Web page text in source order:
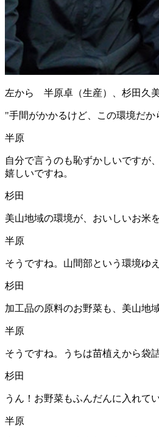
左から 半原卓（生産）、杉田久美
"手間がかかるけど、この環境だ
半原
自分で言うのも恥ずかしいですが
嬉しいですね。
杉田
美山地域の環境が、おいしいお米
半原
そうですね。山間部という環境ゆ
杉田
加工品の原料のお野菜も、美山地
半原
そうですね。うちは苗植えから袋
杉田
うん！お野菜もふんだんに入れて
半原